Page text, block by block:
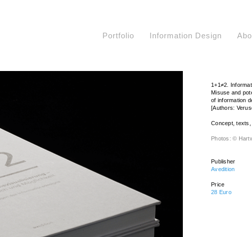
Portfolio Information Design
1+1≠2.
Misuse and
of information
[Authors:
Concept, texts,
Photos: ©
Publisher
Avedition
Price
28 Euro